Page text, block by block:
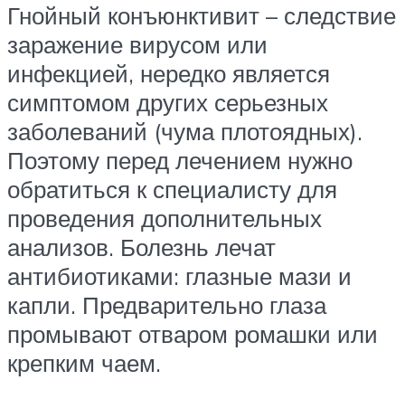
Гнойный конъюнктивит – следствие
заражение вирусом или
инфекцией, нередко является
симптомом других серьезных
заболеваний (чума плотоядных).
Поэтому перед лечением нужно
обратиться к специалисту для
проведения дополнительных
анализов. Болезнь лечат
антибиотиками: глазные мази и
капли. Предварительно глаза
промывают отваром ромашки или
крепким чаем.